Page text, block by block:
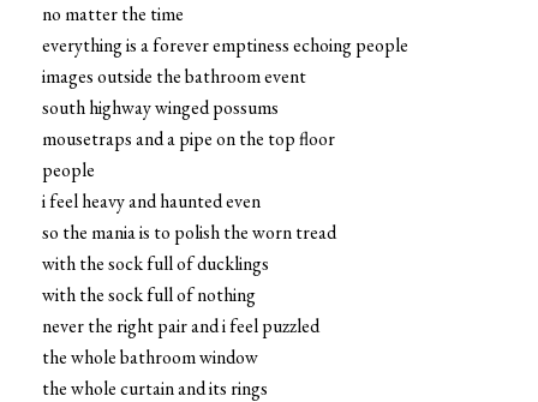
no matter the time
everything is a forever emptiness echoing people
images outside the bathroom event
south highway winged possums
mousetraps and a pipe on the top floor
people
i feel heavy and haunted even
so the mania is to polish the worn tread
with the sock full of ducklings
with the sock full of nothing
never the right pair and i feel puzzled
the whole bathroom window
the whole curtain and its rings